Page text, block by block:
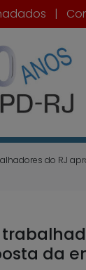
|
do RJ
da